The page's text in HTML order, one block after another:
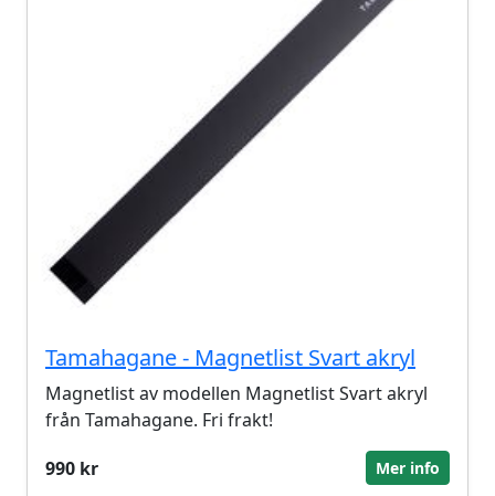
Tamahagane - Magnetlist Svart akryl
Magnetlist av modellen Magnetlist Svart akryl
från Tamahagane. Fri frakt!
990 kr
Mer info